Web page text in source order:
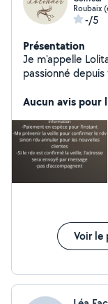
Roubaix
-/5
Présentation
Je m'appelle
passionné
Aucun avis pour
Voir le